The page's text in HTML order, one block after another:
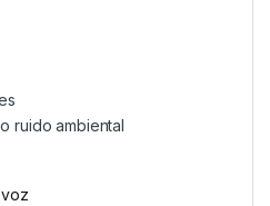
ruido ambiental